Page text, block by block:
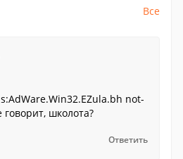
Все
not-
школота?
Ответить